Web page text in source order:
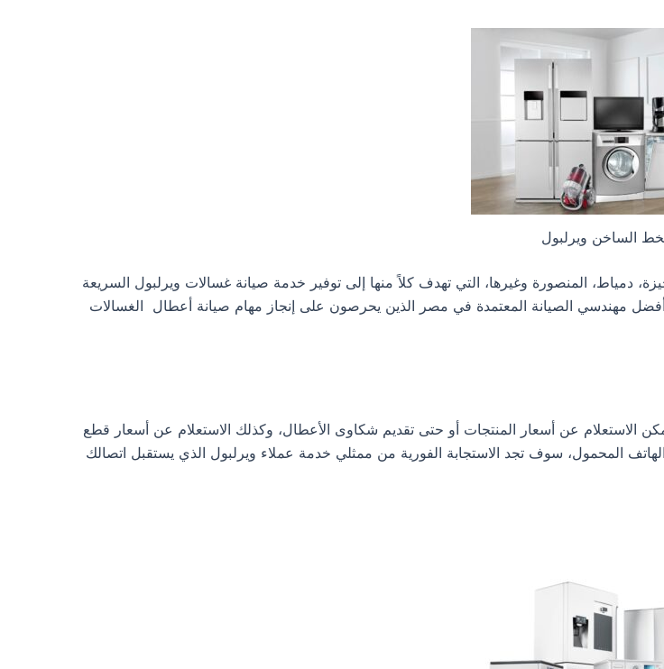
الساخن ويرلبول
دمياط، المنصورة وغيرها، التي تهدف كلاً منها إلى توفير خدمة صيانة غسالات ويرلبول السريعة
أفضل مهندسي الصيانة المعتمدة في مصر الذين يحرصون على إنجاز مهام صيانة أعطال الغسالات
الاستعلام عن أسعار المنتجات أو حتى تقديم شكاوى الأعطال، وكذلك الاستعلام عن أسعار قطع
المحمول، سوف تجد الاستجابة الفورية من ممثلي خدمة عملاء ويرلبول الذي يستقبل اتصالك